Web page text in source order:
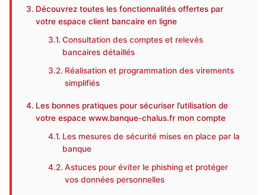
Découvrez toutes les fonctionnalités offertes par
votre espace client bancaire en ligne
Consultation des comptes et relevés
bancaires détaillés
Réalisation et programmation des virements
simplifiés
Les bonnes pratiques pour sécuriser l’utilisation de
votre espace www.banque-chalus.fr mon compte
Les mesures de sécurité mises en place par la
banque
Astuces pour éviter le phishing et protéger
vos données personnelles